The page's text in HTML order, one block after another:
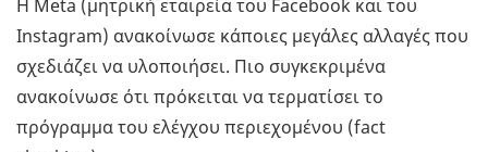
Η Meta (μητρική εταιρεία του Facebook και του
Instagram) ανακοίνωσε κάποιες μεγάλες αλλαγές που
σχεδιάζει να υλοποιήσει. Πιο συγκεκριμένα
ανακοίνωσε ότι πρόκειται να τερματίσει το
πρόγραμμα του ελέγχου περιεχομένου (fact